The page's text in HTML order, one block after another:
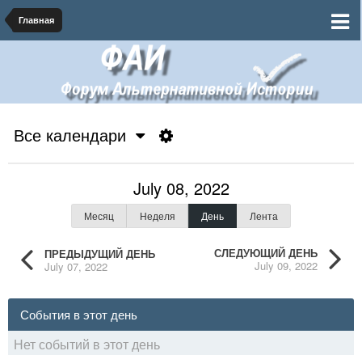
Главная
Все календари
ПРЕДЫДУЩИЙ ДЕНЬ
July 07, 2022
July 08, 2022
Месяц Неделя День Лента
СЛЕДУЮЩИЙ ДЕНЬ
July 09, 2022
События в этот день
Нет событий в этот день